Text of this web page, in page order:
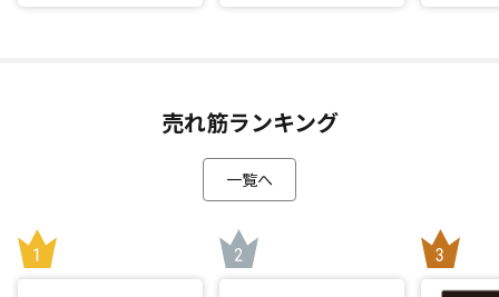
売れ筋ランキング
一覧へ